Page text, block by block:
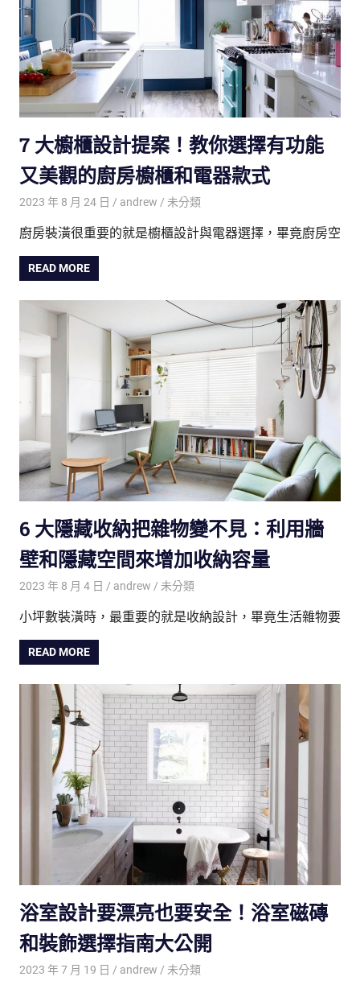
7 大櫥櫃設計提案！教你選擇有功能
又美觀的廚房櫥櫃和電器款式
2023 年 8 月 24 日 andrew 未分類
廚房裝潢很重要的就是櫥櫃設計與電器選擇，畢竟廚房空
READ MORE
6 大隱藏收納把雜物變不見：利用牆
壁和隱藏空間來增加收納容量
2023 年 8 月 4 日 andrew 未分類
小坪數裝潢時，最重要的就是收納設計，畢竟生活雜物要
READ MORE
浴室設計要漂亮也要安全！浴室磁磚
和裝飾選擇指南大公開
2023 年 7 月 19 日 andrew 未分類